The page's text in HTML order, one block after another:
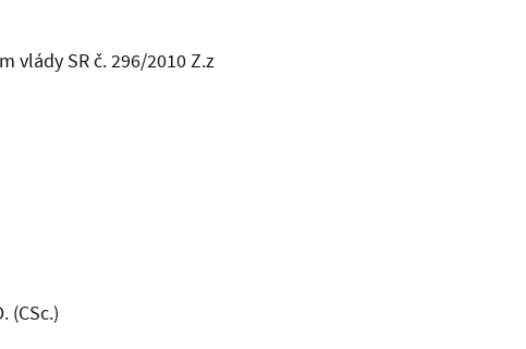
vlády SR č. 296/2010 Z.z
(CSc.)